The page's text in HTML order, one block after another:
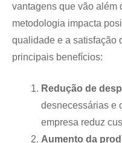
vantagens que vão além
metodologia impacta
qualidade e a satisfação
principais benefícios:
Redução de
desnecessárias e
empresa reduz
Aumento da